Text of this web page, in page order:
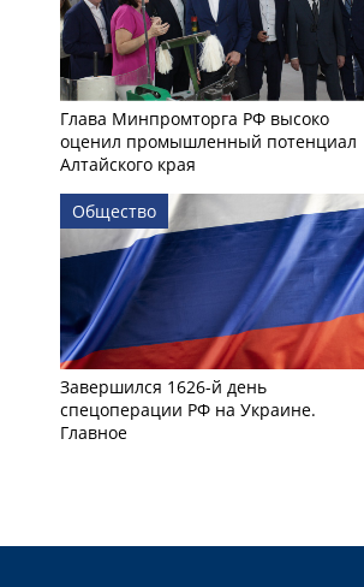
Глава Минпромторга РФ высоко
оценил промышленный потенциал
Алтайского края
Общество
Завершился 1626-й день
спецоперации РФ на Украине.
Главное